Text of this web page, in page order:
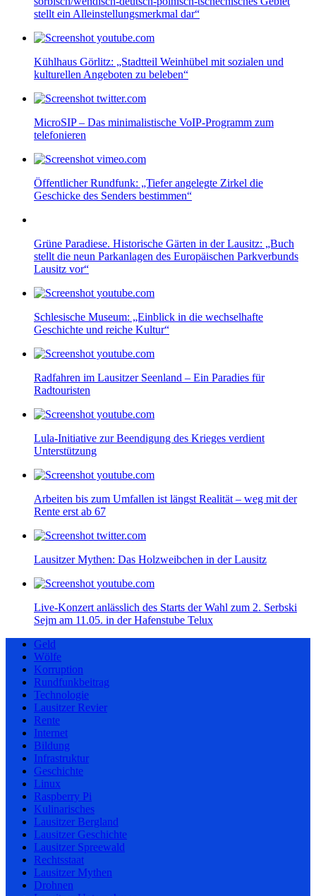
stellt ein Alleinstellungsmerkmal dar“
Kühlhaus Görlitz: „Stadtteil Weinhübel mit sozialen und
kulturellen Angeboten zu beleben“
MicroSIP – Das minimalistische VoIP-Programm zum
telefonieren
Öffentlicher Rundfunk: „Tiefer angelegte Zirkel die
Geschicke des Senders bestimmen“
Grüne Paradiese. Historische Gärten in der Lausitz: „Buch
stellt die neun Parkanlagen des Europäischen Parkverbunds
Lausitz vor“
Schlesische Museum: „Einblick in die wechselhafte
Geschichte und reiche Kultur“
Radfahren im Lausitzer Seenland – Ein Paradies für
Radtouristen
Lula-Initiative zur Beendigung des Krieges verdient
Unterstützung
Arbeiten bis zum Umfallen ist längst Realität – weg mit der
Rente erst ab 67
Lausitzer Mythen: Das Holzweibchen in der Lausitz
Live-Konzert anlässlich des Starts der Wahl zum 2. Serbski
Sejm am 11.05. in der Hafenstube Telux
Geld
Wölfe
Korruption
Rundfunkbeitrag
Technologie
Lausitzer Revier
Rente
Internet
Bildung
Infrastruktur
Geschichte
Linux
Raspberry Pi
Kulinarisches
Lausitzer Bergland
Lausitzer Geschichte
Lausitzer Spreewald
Rechtsstaat
Lausitzer Mythen
Drohnen